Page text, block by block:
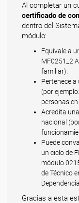
Al completar un
certificado de
dentro del
módulo:
Equivale a
MF0251_2
familiar).
Pertenece
(por
personas en
Acredita
nacional
Puede
un ciclo de
módulo
de Técnico
Gracias a esta